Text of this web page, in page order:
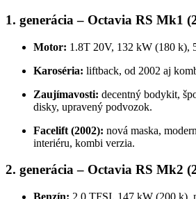
1. generácia – Octavia RS Mk1
Motor: 1.8T 20V, 132 kW (180 k),
Karoséria: liftback, od 2002 aj
Zaujímavosti: decentný bodykit,
disky, upravený podvozok.
Facelift (2002): nová maska,
interiéru, kombi verzia.
2. generácia – Octavia RS Mk2